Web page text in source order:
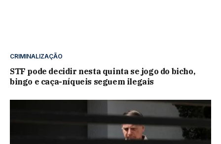
CRIMINALIZAÇÃO
STF pode decidir nesta quinta se jogo do bicho,
bingo e caça-níqueis seguem ilegais